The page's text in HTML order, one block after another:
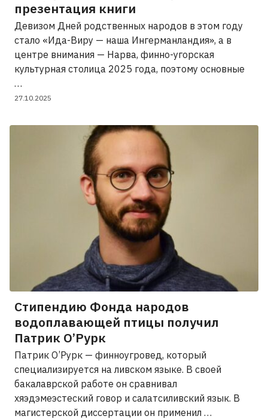
презентация книги
Девизом Дней родственных народов в этом году
стало «Ида-Виру — наша Ингерманландия», а в
центре внимания — Нарва, финно-угорская
культурная столица 2025 года, поэтому основные
…
27.10.2025
Стипендию Фонда народов
водоплавающей птицы получил
Патрик О’Рурк
Патрик О’Рурк — финноугровед, который
специализируется на ливском языке. В своей
бакалаврской работе он сравнивал
хяэдэмеэстеский говор и салатсиливский язык. В
магистерской диссертации он применил …